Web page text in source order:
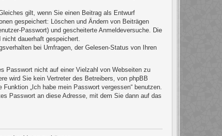
gilt, wenn Sie einen Beitrag als Entwurf
gespeichert: Löschen und Ändern von Beiträgen
Passwort) und gescheiterte Anmeldeversuche. Die
nicht dauerhaft gespeichert.
bei Umfragen, der Gelesen-Status von Ihren
Passwort nicht auf einer Vielzahl von Webseiten zu
wird Sie kein Vertreter des Betreibers, von phpBB
„Ich habe mein Passwort vergessen“ benutzen.
Passwort an diese Adresse, mit dem Sie dann auf das